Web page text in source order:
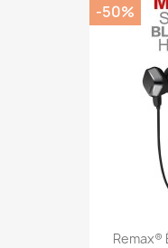
-50%